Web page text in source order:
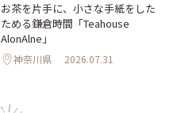
お茶を片手に、小さな手紙をした
ためる鎌倉時間「Teahouse
AlonAlne」
神奈川県 2026.07.31